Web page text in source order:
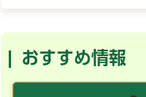
おすすめ情報